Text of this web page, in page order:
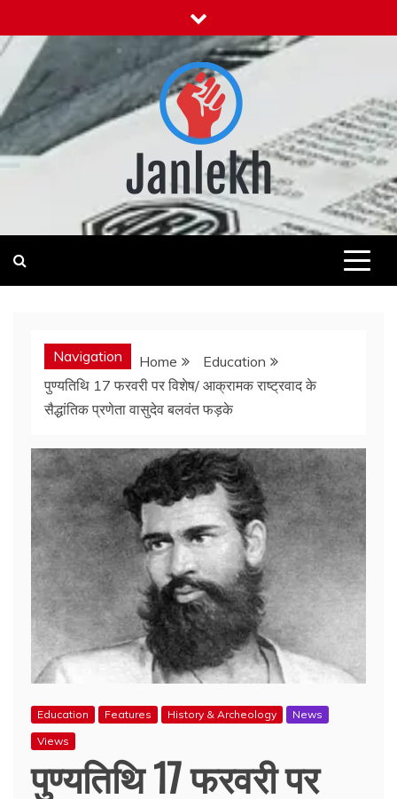
to
content
News for Public
Navigation Home
Education
पुण्यतिथि 17 फरवरी पर विशेष/ आक्रामक राष्ट्रवाद के
सैद्धांतिक प्रणेता वासुदेव बलवंत फड़के
Education Features History & Archeology
News
Views
पुण्यतिथि 17 फरवरी पर